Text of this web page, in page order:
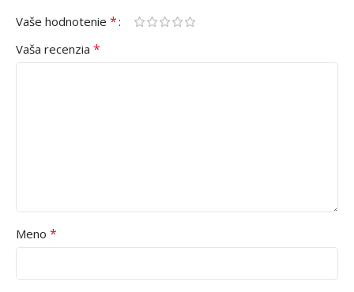
Vaše hodnotenie *
Vaša recenzia *
Meno *